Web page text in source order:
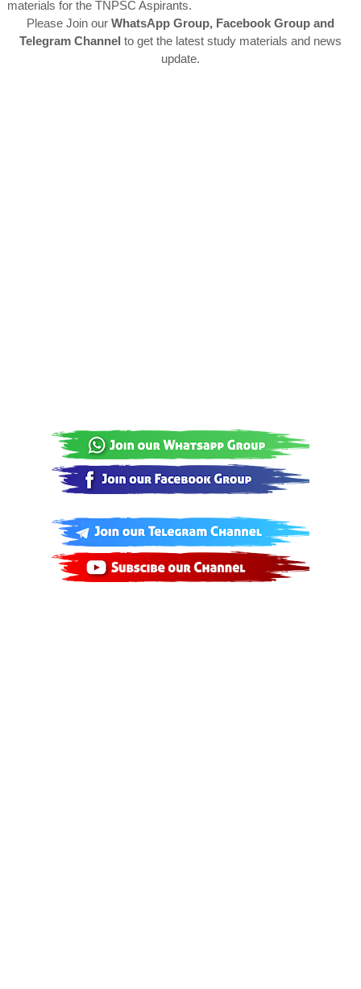
materials for the TNPSC Aspirants.
Please Join our WhatsApp Group, Facebook Group and
Telegram Channel to get the latest study materials and news
update.